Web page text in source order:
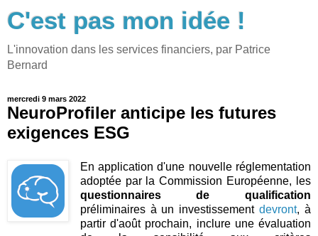
C'est pas mon idée !
L'innovation dans les services financiers, par Patrice
Bernard
mercredi 9 mars 2022
NeuroProfiler anticipe les futures
exigences ESG
En application d'une nouvelle réglementation
adoptée par la Commission Européenne, les
questionnaires de qualification
préliminaires à un investissementdevront, à
partir d'août prochain, inclure une évaluation